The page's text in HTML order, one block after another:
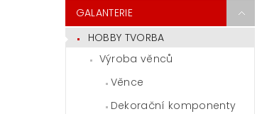
GALANTERIE
HOBBY TVORBA
Výroba věnců
Věnce
Dekorační komponenty